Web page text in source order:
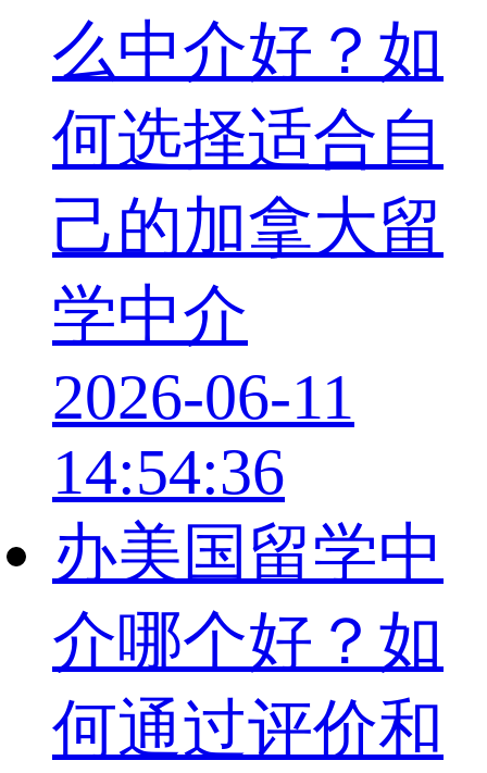
么中介好？如
何选择适合自
己的加拿大留
学中介
2026-06-11
14:54:36
办美国留学中
介哪个好？如
何通过评价和